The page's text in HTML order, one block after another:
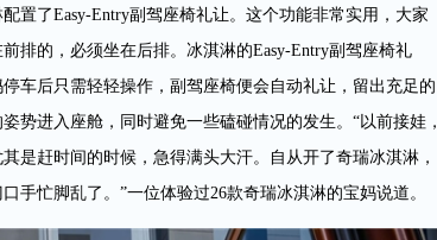
置了Easy-Entry副驾座椅礼让。这个功能非常实用，大家
排的，必须坐在后排。冰淇淋的Easy-Entry副驾座椅礼
车后只需轻轻操作，副驾座椅便会自动礼让，留出充足的
势进入座舱，同时避免一些磕碰情况的发生。“以前接娃，
是赶时间的时候，急得满头大汗。自从开了奇瑞冰淇淋，
手忙脚乱了。”一位体验过26款奇瑞冰淇淋的宝妈说道。